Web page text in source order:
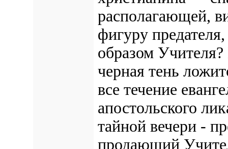
располагающей,
фигуру
образом
черная тень
все течение
апостольского
тайной вечери -
продающий